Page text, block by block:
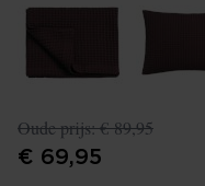
Oude prijs:€ 89,95
€ 69,95